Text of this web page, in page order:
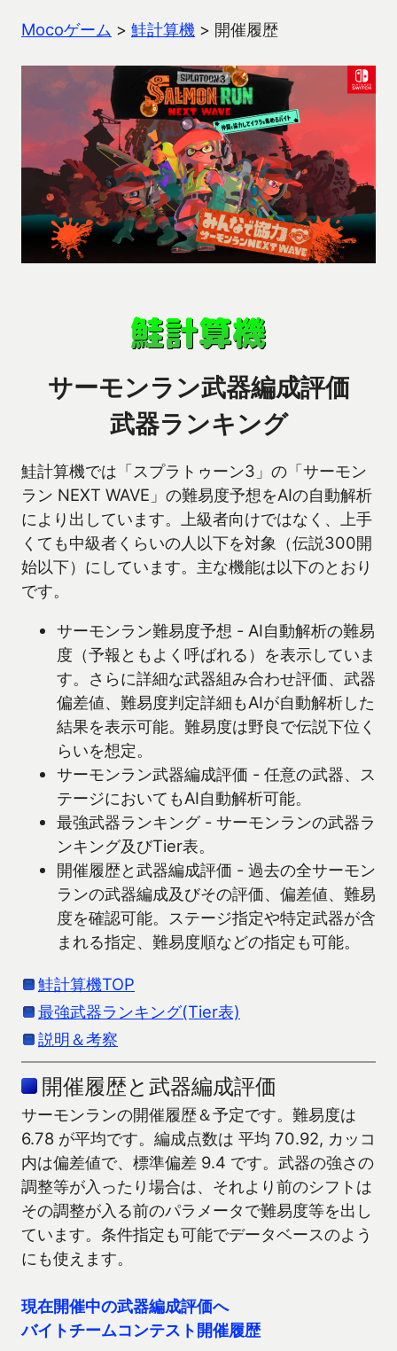
Mocoゲーム > 鮭計算機 > 開催履歴
サーモンラン武器編成評価
武器ランキング
鮭計算機では「スプラトゥーン3」の「サーモン
ラン NEXT WAVE」の難易度予想をAIの自動解析
により出しています。上級者向けではなく、上手
くても中級者くらいの人以下を対象（伝説300開
始以下）にしています。主な機能は以下のとおり
です。
サーモンラン難易度予想 - AI自動解析の難易
度（予報ともよく呼ばれる）を表示していま
す。さらに詳細な武器組み合わせ評価、武器
偏差値、難易度判定詳細もAIが自動解析した
結果を表示可能。難易度は野良で伝説下位く
らいを想定。
サーモンラン武器編成評価 - 任意の武器、ス
テージにおいてもAI自動解析可能。
最強武器ランキング - サーモンランの武器ラ
ンキング及びTier表。
開催履歴と武器編成評価 - 過去の全サーモン
ランの武器編成及びその評価、偏差値、難易
度を確認可能。ステージ指定や特定武器が含
まれる指定、難易度順などの指定も可能。
鮭計算機TOP
最強武器ランキング(Tier表)
説明＆考察
開催履歴と武器編成評価
サーモンランの開催履歴＆予定です。難易度は
6.78 が平均です。編成点数は 平均 70.92, カッコ
内は偏差値で、標準偏差 9.4 です。武器の強さの
調整等が入ったり場合は、それより前のシフトは
その調整が入る前のパラメータで難易度等を出し
ています。条件指定も可能でデータベースのよう
にも使えます。
現在開催中の武器編成評価へ
バイトチームコンテスト開催履歴